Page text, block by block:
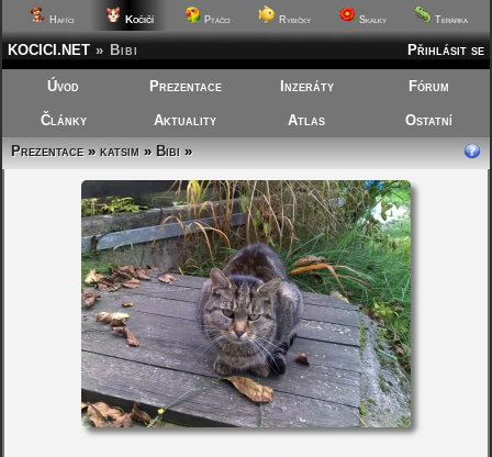
Hafíci Kočičí Ptáčci Rybičky Skalky Terárka
Přihlásit se
KOCICI.NET » Bibi
Úvod Prezentace Inzeráty Fórum
Články Aktuality Atlas
Ostatní
Prezentace»katsim»Bibi»